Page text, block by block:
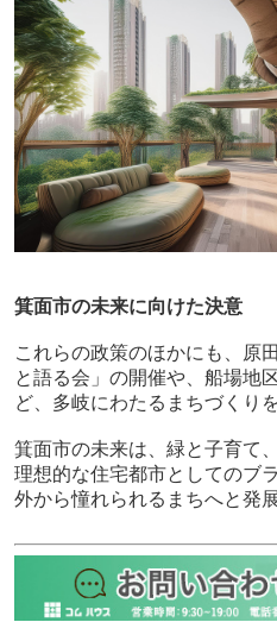
箕面市の未来に向けた決意
これらの政策のほかにも、原
と語る会」の開催や、船場地
ど、多岐にわたるまちづくり
箕面市の未来は、緑と子育て
理想的な住宅都市としてのブ
外から憧れられるまちへと発